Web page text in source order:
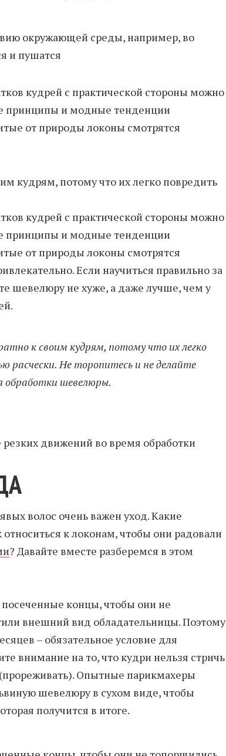
окружающей среды, например, во
и пушатся
кудрей с практической стороны можно
принципы и модные тенденции
от природы локоны смотрятся
кудрям, потому что их легко повредить
кудрей с практической стороны можно
принципы и модные тенденции
от природы локоны смотрятся
Если научиться правильно за
шевелюру не хуже, а даже лучше, чем у
к своим кудрям, потому что их легко
расчески. Не торопитесь и не делайте
обработки шевелюры.
движений во время обработки
волос очень важен уход. Какие
к локонам, чтобы они радовали
? Давайте вместе разберемся в этом
посеченные концы, чтобы они не
внешний вид обладательницы. Поэтому
– обязательное условие для
внимание на то, что кудри нельзя стричь
Опытные парикмахеры
шевелюру в сухом виде, чтобы
получится в итоге.